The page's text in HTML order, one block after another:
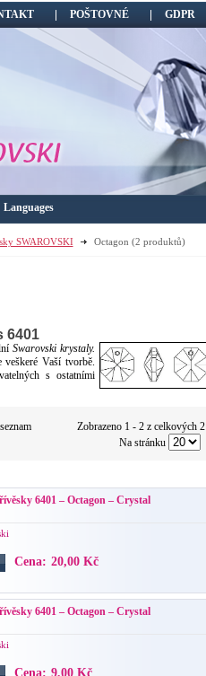
POŠTOVNÉ GDPR
Languages
SWAROVSKI Octagon (2 produktů)
6401
Swarovski krystaly.
Vaší tvorbě.
s ostatními
seznam
Zobrazeno 1 - 2 z celkových 2
Na stránku
6401 – Octagon – Crystal
Cena: 20,00 Kč
6401 – Octagon – Crystal
Cena: 9,00 Kč